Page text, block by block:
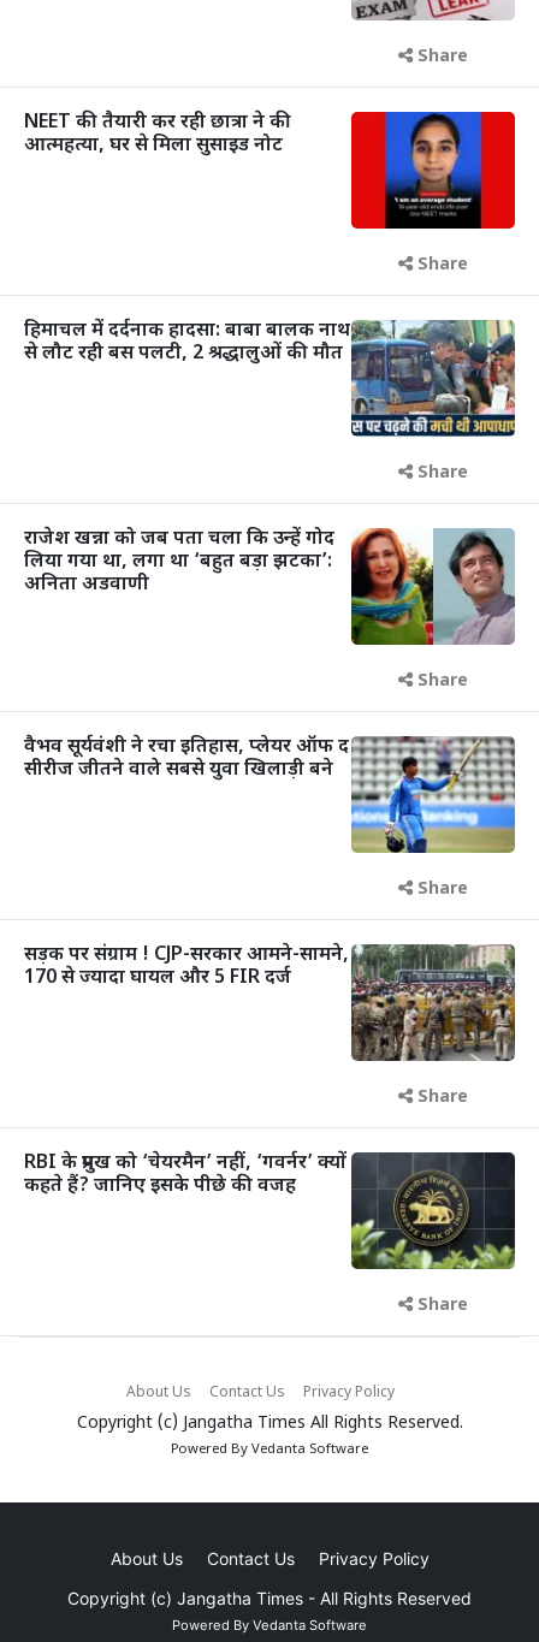
Share
NEET की तैयारी कर रही छात्रा ने की
आत्महत्या, घर से मिला सुसाइड नोट
Share
हिमाचल में दर्दनाक हादसा: बाबा बालक नाथ
से लौट रही बस पलटी, 2 श्रद्धालुओं की मौत
Share
राजेश खन्ना को जब पता चला कि उन्हें गोद
लिया गया था, लगा था ‘बहुत बड़ा झटका’:
अनिता अडवाणी
Share
वैभव सूर्यवंशी ने रचा इतिहास, प्लेयर ऑफ द
सीरीज जीतने वाले सबसे युवा खिलाड़ी बने
Share
सड़क पर संग्राम ! CJP-सरकार आमने-सामने,
170 से ज्यादा घायल और 5 FIR दर्ज
Share
RBI के प्रमुख को ‘चेयरमैन’ नहीं, ‘गवर्नर’ क्यों
कहते हैं? जानिए इसके पीछे की वजह
Share
About Us Contact Us Privacy Policy
Copyright (c) Jangatha Times All Rights Reserved.
Powered By Vedanta Software
About Us Contact Us
Privacy Policy
Copyright (c) Jangatha Times - All Rights Reserved
Powered By Vedanta Software